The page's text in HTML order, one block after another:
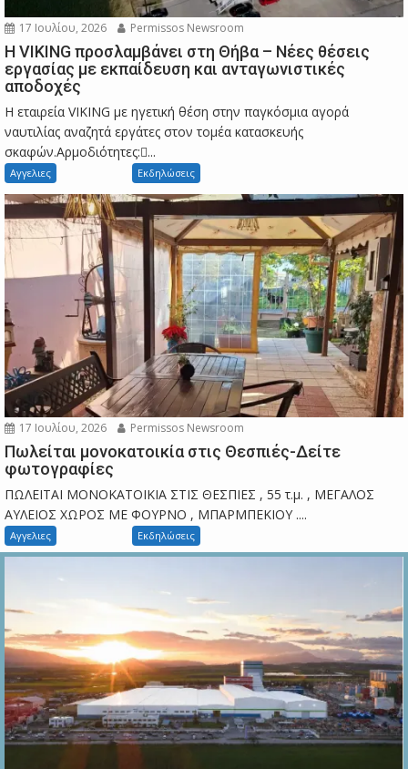
17 Ιουλίου, 2026 Permissos Newsroom
Η VIKING προσλαμβάνει στη Θήβα – Νέες θέσεις
εργασίας με εκπαίδευση και ανταγωνιστικές
αποδοχές
Η εταιρεία VIKING με ηγετική θέση στην παγκόσμια αγορά
ναυτιλίας αναζητά εργάτες στον τομέα κατασκευής
σκαφών.Αρμοδιότητες:...
Αγγελιες Εκδηλώσεις
17 Ιουλίου, 2026 Permissos Newsroom
Πωλείται μονοκατοικία στις Θεσπιές-Δείτε
φωτογραφίες
ΠΩΛΕΙΤΑΙ ΜΟΝΟΚΑΤΟΙΚΙΑ ΣΤΙΣ ΘΕΣΠΙΕΣ , 55 τ.μ. , ΜΕΓΑΛΟΣ
ΑΥΛΕΙΟΣ ΧΩΡΟΣ ΜΕ ΦΟΥΡΝΟ , ΜΠΑΡΜΠΕΚΙΟΥ ....
Αγγελιες Εκδηλώσεις